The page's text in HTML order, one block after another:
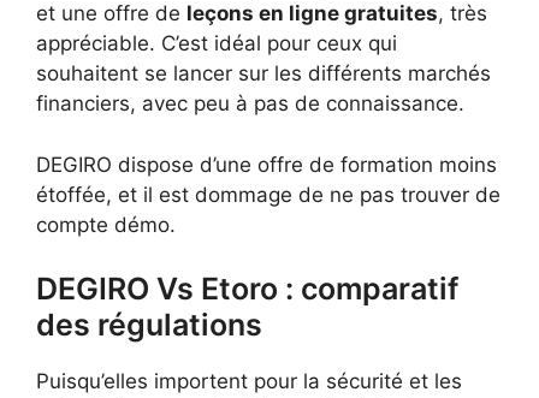
et une offre de leçons en ligne gratuites, très
appréciable. C’est idéal pour ceux qui
souhaitent se lancer sur les différents marchés
financiers, avec peu à pas de connaissance.
DEGIRO dispose d’une offre de formation moins
étoffée, et il est dommage de ne pas trouver de
compte démo.
DEGIRO Vs Etoro : comparatif
des régulations
Puisqu’elles importent pour la sécurité et les